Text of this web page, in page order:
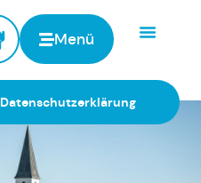
Menü
Datenschutzerklärung